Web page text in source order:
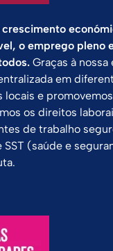
o emprego pleno
Graças à
em
locais e
os direitos
de trabalho
SST (saúde e